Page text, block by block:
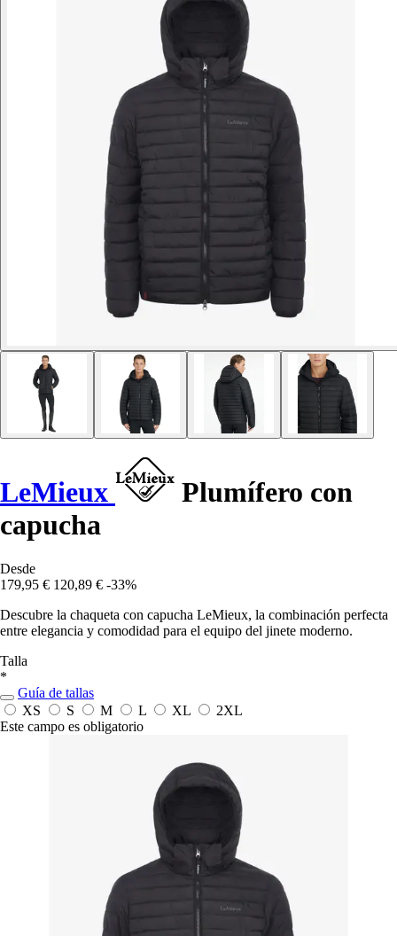
LeMieux
Plumífero con
capucha
Desde
179,95 € 120,89 € -33%
Descubre la chaqueta con capucha LeMieux, la combinación perfecta
entre elegancia y comodidad para el equipo del jinete moderno.
Talla
*
Guía de tallas
XS
S M L XL
2XL
Este campo es obligatorio